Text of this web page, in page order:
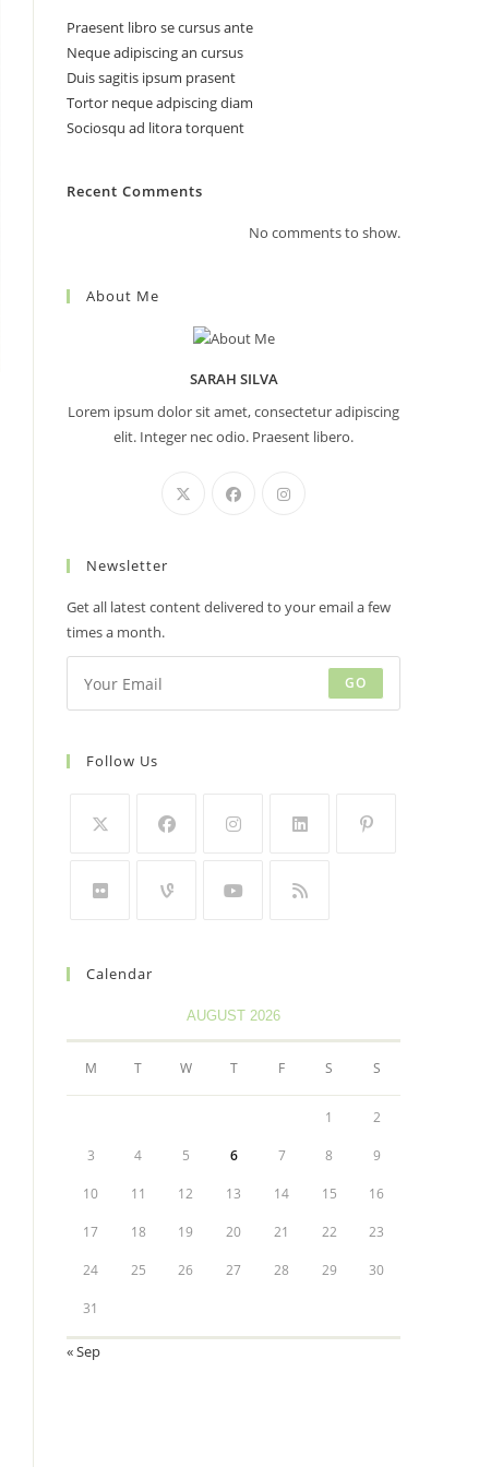
Praesent libro se cursus ante
Neque adipiscing an cursus
Duis sagitis ipsum prasent
Tortor neque adpiscing diam
Sociosqu ad litora torquent
Recent Comments
No comments to show.
About Me
SARAH SILVA
Lorem ipsum dolor sit amet, consectetur adipiscing
elit. Integer nec odio. Praesent libero.
Newsletter
Get all latest content delivered to your email a few
times a month.
GO
Follow Us
Calendar
AUGUST 2026
M T W T F S S
1 2
3 4 5 6 7 8 9
10 11 12 13 14 15 16
17 18 19 20 21 22 23
24 25 26 27 28 29 30
31
« Sep